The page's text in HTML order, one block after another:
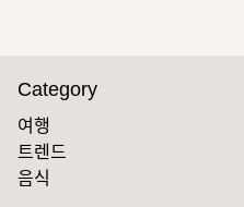
Category
여행
트렌드
음식